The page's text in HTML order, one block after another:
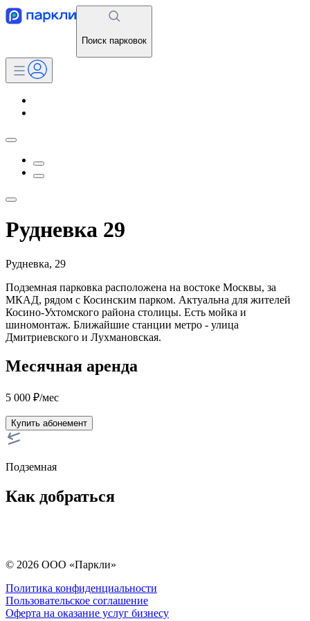
Поиск парковок
Рудневка 29
Рудневка, 29
Подземная парковка расположена на востоке Москвы, за
МКАД, рядом с Косинским парком. Актуальна для жителей
Косино-Ухтомского района столицы. Есть мойка и
шиномонтаж. Ближайшие станции метро - улица
Дмитриевского и Лухмановская.
Месячная аренда
5 000 ₽/мес
Купить абонемент
Подземная
Как добраться
© 2026 ООО «Паркли»
Политика конфиденциальности
Пользовательское соглашение
Оферта на оказание услуг бизнесу